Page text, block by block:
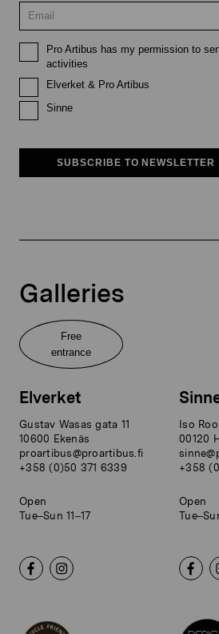
Pro Artibus has my permission to
activities
Elverket & Pro Artibus
Sinne
SUBSCRIBE TO NEWSLETTER
Galleries
Free
entrance
Elverket
Gustav Wasas gata 11
10600 Ekenäs
proartibus@proartibus.fi
+358 (0)50 371 6339
Open
Tue–Sun 11–17
Iso
00120
+358
Open